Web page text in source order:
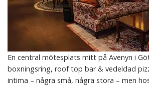
En central mötesplats mitt på Avenyn i
boxningsring, roof top bar & vedeldad
intima – några små, några stora – men